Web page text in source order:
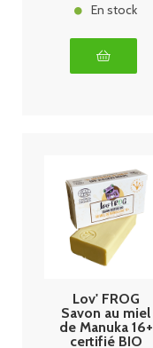
En stock
Lov' FROG
Savon au miel
de Manuka 16+
certifié BIO